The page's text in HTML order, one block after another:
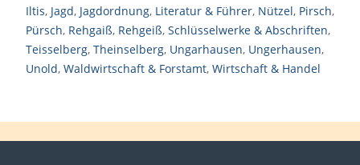
Iltis, Jagd, Jagdordnung, Literatur & Führer, Nützel, Pirsch,
Pürsch, Rehgaiß, Rehgeiß, Schlüsselwerke & Abschriften,
Teisselberg, Theinselberg, Ungarhausen, Ungerhausen,
Unold, Waldwirtschaft & Forstamt, Wirtschaft & Handel